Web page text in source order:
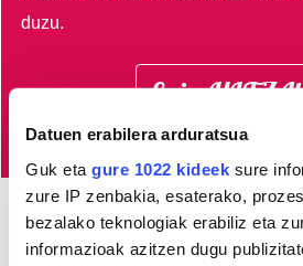
Datuen erabilera arduratsua
Guk eta gure 1022 kideek sure
zure IP zenbakia, esaterako,
bezalako teknologiak erabiliz eta
informazioak azitzen dugu
duzu.
Egin
Azken 3 egunetako